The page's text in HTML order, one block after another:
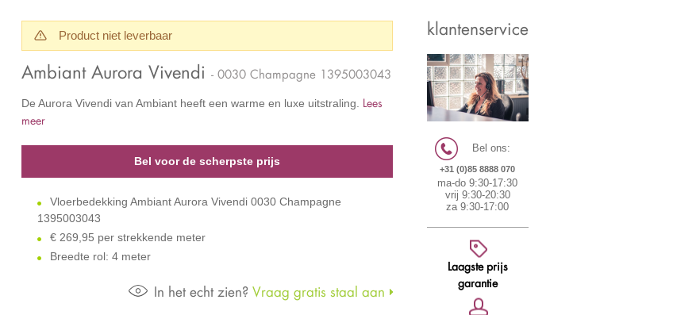
Product niet leverbaar
Ambiant Aurora Vivendi - 0030 Champagne 1395003043
De Aurora Vivendi van Ambiant heeft een warme en luxe uitstraling. Lees
meer
Bel voor de scherpste prijs
Vloerbedekking Ambiant Aurora Vivendi 0030 Champagne
1395003043
€ 269,95 per strekkende meter
Breedte rol: 4 meter
In het echt zien? Vraag gratis staal aan
klantenservice
Bel ons:
+31 (0)85 8888 070
ma-do 9:30-17:30
vrij 9:30-20:30
za 9:30-17:00
Laagste prijs
garantie